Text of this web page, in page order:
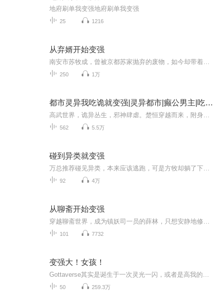
地府刷单我变强地府刷单我变强
25 1216
从弃婿开始变强
250 1万
都市灵异我吃诡就变强|灵异都市|癫公男主|吃鬼变强|
562 5.5万
碰到异类就变强
92 4万
从聊斋开始变强
101 7732
变强大！女孩！
50 259.3万